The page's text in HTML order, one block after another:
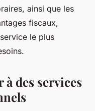
ainsi que les
fiscaux,
le plus
des services